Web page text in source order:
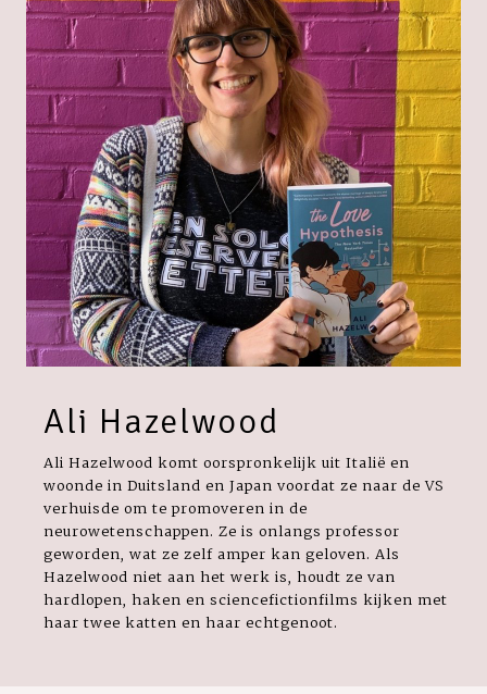
Ali Hazelwood
Ali Hazelwood komt oorspronkelijk uit Italië en
woonde in Duitsland en Japan voordat ze naar de VS
verhuisde om te promoveren in de
neurowetenschappen. Ze is onlangs professor
geworden, wat ze zelf amper kan geloven. Als
Hazelwood niet aan het werk is, houdt ze van
hardlopen, haken en sciencefictionfilms kijken met
haar twee katten en haar echtgenoot.